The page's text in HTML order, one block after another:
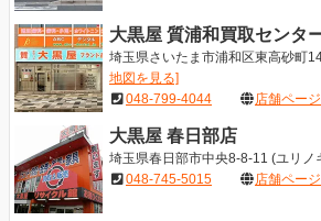
大黒屋 質浦和買取センタ
埼玉県さいたま市浦和区東高砂町
地図を見る]
048-799-4044
店舗ペー
大黒屋 春日部店
埼玉県春日部市中央8-8-11 (ユリノ
048-745-5015
店舗ペー